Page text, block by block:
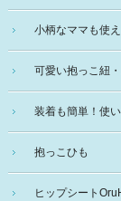
小柄なママも使
可愛い抱っこ紐
装着も簡単！使
抱っこひも
ヒップシート